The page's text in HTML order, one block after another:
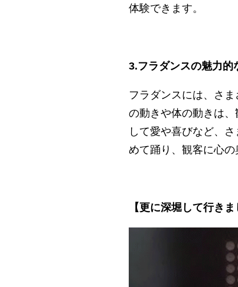
体験できます。
3.フラダンスの魅力的
フラダンスには、さ
の動きや体の動きは
して愛や喜びなど、
めて踊り、観客に心の
【更に深堀して行きま